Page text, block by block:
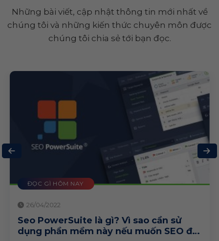
Những bài viết, cập nhật thông tin mới nhất về
chúng tôi và những kiến thức chuyên môn được
chúng tôi chia sẻ tới bạn đọc.
ĐỌC GÌ HÔM NAY
Landing Page – Công thức bán hàng
đột phá của mọi doanh nghiệp
26/04/2022